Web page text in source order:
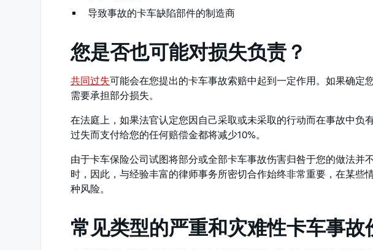
导致事故的卡车缺陷部件的制造商
您是否也可能对损失负责？
共同过失可能会在您提出的卡车事故索赔中起到一定作用。如果确定
需要承担部分损失。
在法庭上，如果法官认定您因自己采取或未采取的行动而在事故中负
过失而支付给您的任何赔偿金都将减少10%。
由于卡车保险公司试图将部分或全部卡车事故伤害归咎于您的做法并
时，因此，与经验丰富的律师事务所密切合作始终非常重要，在某些
种风险。
常见类型的严重和灾难性卡车事故